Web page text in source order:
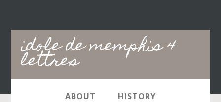
idole de memphis 4
lettres
Main
navigation
ABOUT HISTORY